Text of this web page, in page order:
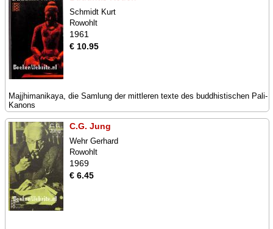
Schmidt Kurt
Rowohlt
1961
€ 10.95
Majjhimanikaya, die Samlung der mittleren texte des buddhistischen Pali-
Kanons
C.G. Jung
Wehr Gerhard
Rowohlt
1969
€ 6.45